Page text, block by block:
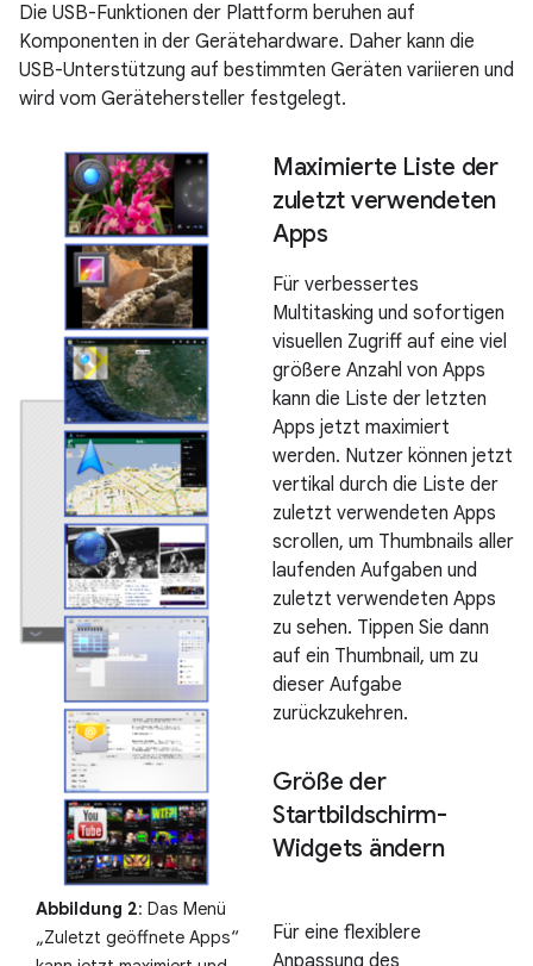
Die USB-Funktionen der Plattform beruhen auf
Komponenten in der Gerätehardware. Daher kann die
USB-Unterstützung auf bestimmten Geräten variieren und
wird vom Gerätehersteller festgelegt.
Abbildung 2: Das Menü
„Zuletzt geöffnete Apps“
Maximierte Liste der
zuletzt verwendeten
Apps
Für verbessertes
Multitasking und sofortigen
visuellen Zugriff auf eine viel
größere Anzahl von Apps
kann die Liste der letzten
Apps jetzt maximiert
werden. Nutzer können jetzt
vertikal durch die Liste der
zuletzt verwendeten Apps
scrollen, um Thumbnails aller
laufenden Aufgaben und
zuletzt verwendeten Apps
zu sehen. Tippen Sie dann
auf ein Thumbnail, um zu
dieser Aufgabe
zurückzukehren.
Größe der
Startbildschirm-
Widgets ändern
Für eine flexiblere
Anpassung des